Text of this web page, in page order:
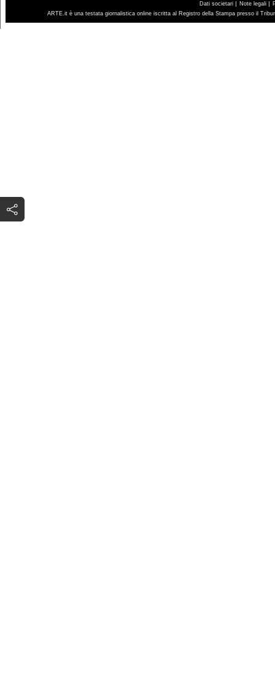
Dati societari | Note legali |
ARTE.it è una testata giornalistica online iscritta al Registro della Stampa presso il